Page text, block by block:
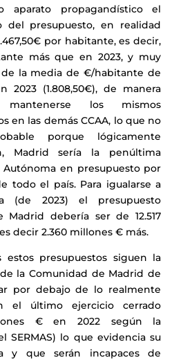
aparato propagandístico el
del presupuesto, en realidad
por habitante, es decir,
más que en 2023, y muy
la media de €/habitante de
2023 (1.808,50€), de manera
los mismos
en las demás CCAA, lo que no
porque lógicamente
Madrid sería la penúltima
Autónoma en presupuesto por
todo el país. Para igualarse a
(de 2023) el presupuesto
Madrid debería ser de 12.517
decir 2.360 millones € más.
estos presupuestos siguen la
la Comunidad de Madrid de
por debajo de lo realmente
el último ejercicio cerrado
€ en 2022 según la
SERMAS) lo que evidencia su
y que serán incapaces de